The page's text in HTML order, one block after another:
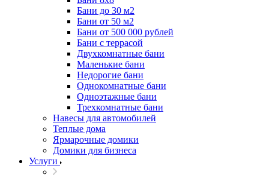
Бани до 30 м2
Бани от 50 м2
Бани от 500 000 рублей
Бани с террасой
Двухкомнатные бани
Маленькие бани
Недорогие бани
Однокомнатные бани
Одноэтажные бани
Трехкомнатные бани
Навесы для автомобилей
Теплые дома
Ярмарочные домики
Домики для бизнеса
Услуги